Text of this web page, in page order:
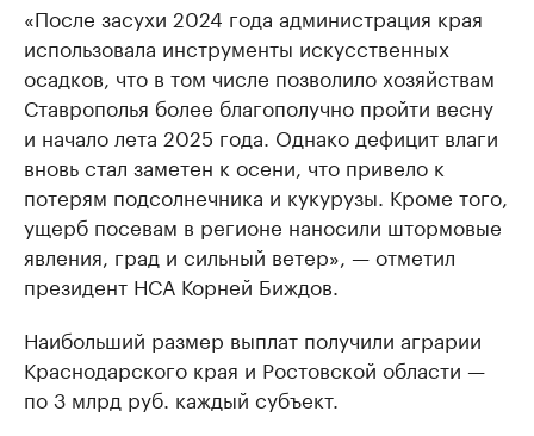
«После засухи 2024 года администрация края
использовала инструменты искусственных
осадков, что в том числе позволило хозяйствам
Ставрополья более благополучно пройти весну
и начало лета 2025 года. Однако дефицит влаги
вновь стал заметен к осени, что привело к
потерям подсолнечника и кукурузы. Кроме того,
ущерб посевам в регионе наносили штормовые
явления, град и сильный ветер», — отметил
президент НСА Корней Биждов.
Наибольший размер выплат получили аграрии
Краснодарского края и Ростовской области —
по 3 млрд руб. каждый субъект.